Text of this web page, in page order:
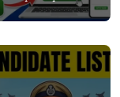
जून से आवेदन